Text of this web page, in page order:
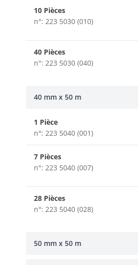
10 Pièces
n°: 223 5030 (010)
40 Pièces
n°: 223 5030 (040)
40 mm x 50 m
1 Pièce
n°: 223 5040 (001)
7 Pièces
n°: 223 5040 (007)
28 Pièces
n°: 223 5040 (028)
50 mm x 50 m